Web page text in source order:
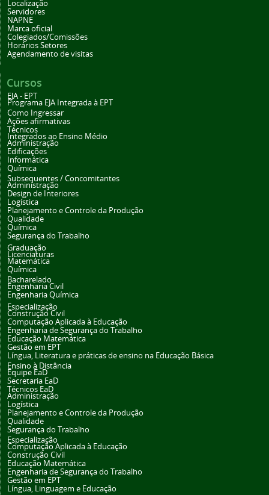
Localização
Servidores
NAPNE
Marca oficial
Colegiados/Comissões
Horários Setores
Agendamento de visitas
Cursos
EJA - EPT
Programa EJA Integrada à EPT
Como Ingressar
Ações afirmativas
Técnicos
Integrados ao Ensino Médio
Administração
Edificações
Informática
Química
Subsequentes / Concomitantes
Administração
Design de Interiores
Logística
Planejamento e Controle da Produção
Qualidade
Química
Segurança do Trabalho
Graduação
Licenciaturas
Matemática
Química
Bacharelado
Engenharia Civil
Engenharia Química
Especialização
Construção Civil
Computação Aplicada à Educação
Engenharia de Segurança do Trabalho
Educação Matemática
Gestão em EPT
Língua, Literatura e práticas de ensino na Educação Básica
Ensino à Distância
Equipe EaD
Secretaria EaD
Técnicos EaD
Administração
Logística
Planejamento e Controle da Produção
Qualidade
Segurança do Trabalho
Especialização
Computação Aplicada à Educação
Construção Civil
Educação Matemática
Engenharia de Segurança do Trabalho
Gestão em EPT
Língua, Linguagem e Educação